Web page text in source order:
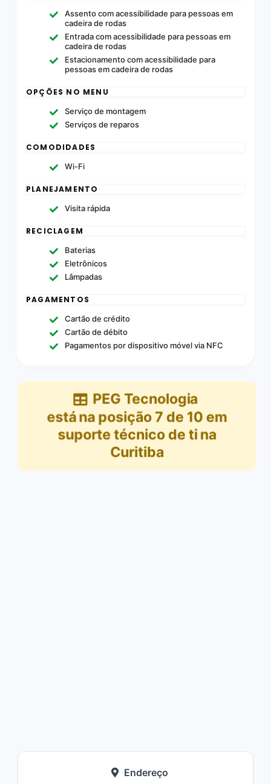
Assento com acessibilidade para pessoas em
cadeira de rodas
Entrada com acessibilidade para pessoas em
cadeira de rodas
Estacionamento com acessibilidade para
pessoas em cadeira de rodas
OPÇÕES NO MENU
Serviço de montagem
Serviços de reparos
COMODIDADES
Wi-Fi
PLANEJAMENTO
Visita rápida
RECICLAGEM
Baterias
Eletrônicos
Lâmpadas
PAGAMENTOS
Cartão de crédito
Cartão de débito
Pagamentos por dispositivo móvel via NFC
PEG Tecnologia
está na posição7 de 10 em
suporte técnico de ti na
Curitiba
Endereço